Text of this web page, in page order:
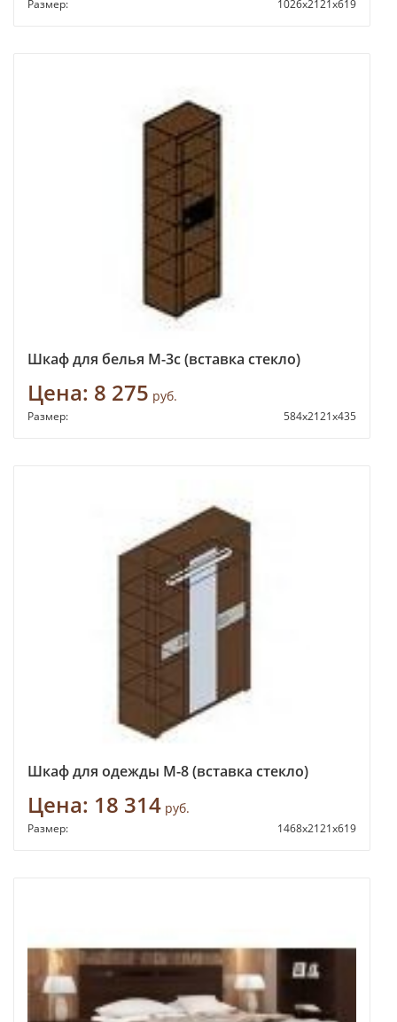
Размер: 1026x2121x619
Шкаф для белья М-3с (вставка стекло)
Цена: 8 275 руб.
Размер: 584x2121x435
Шкаф для одежды М-8 (вставка стекло)
Цена: 18 314 руб.
Размер: 1468x2121x619